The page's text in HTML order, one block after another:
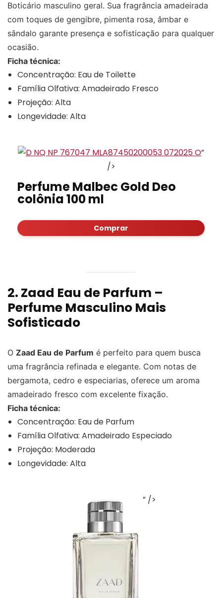
Boticário masculino geral. Sua fragrância amadeirada
com toques de gengibre, pimenta rosa, âmbar e
sândalo garante presença e sofisticação para qualquer
ocasião.
Ficha técnica:
Concentração: Eau de Toilette
Família Olfativa: Amadeirado Fresco
Projeção: Alta
Longevidade: Alta
”
/>
Perfume Malbec Gold Deo
colônia 100 ml
Comprar
2. Zaad Eau de Parfum –
Perfume Masculino Mais
Sofisticado
O Zaad Eau de Parfum é perfeito para quem busca
uma fragrância refinada e elegante. Com notas de
bergamota, cedro e especiarias, oferece um aroma
amadeirado fresco com excelente fixação.
Ficha técnica:
Concentração: Eau de Parfum
Família Olfativa: Amadeirado Especiado
Projeção: Moderada
Longevidade: Alta
” />